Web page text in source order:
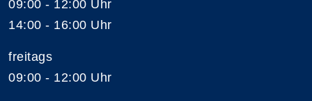
09:00 - 12:00 Uhr
14:00 - 16:00 Uhr
freitags
09:00 - 12:00 Uhr